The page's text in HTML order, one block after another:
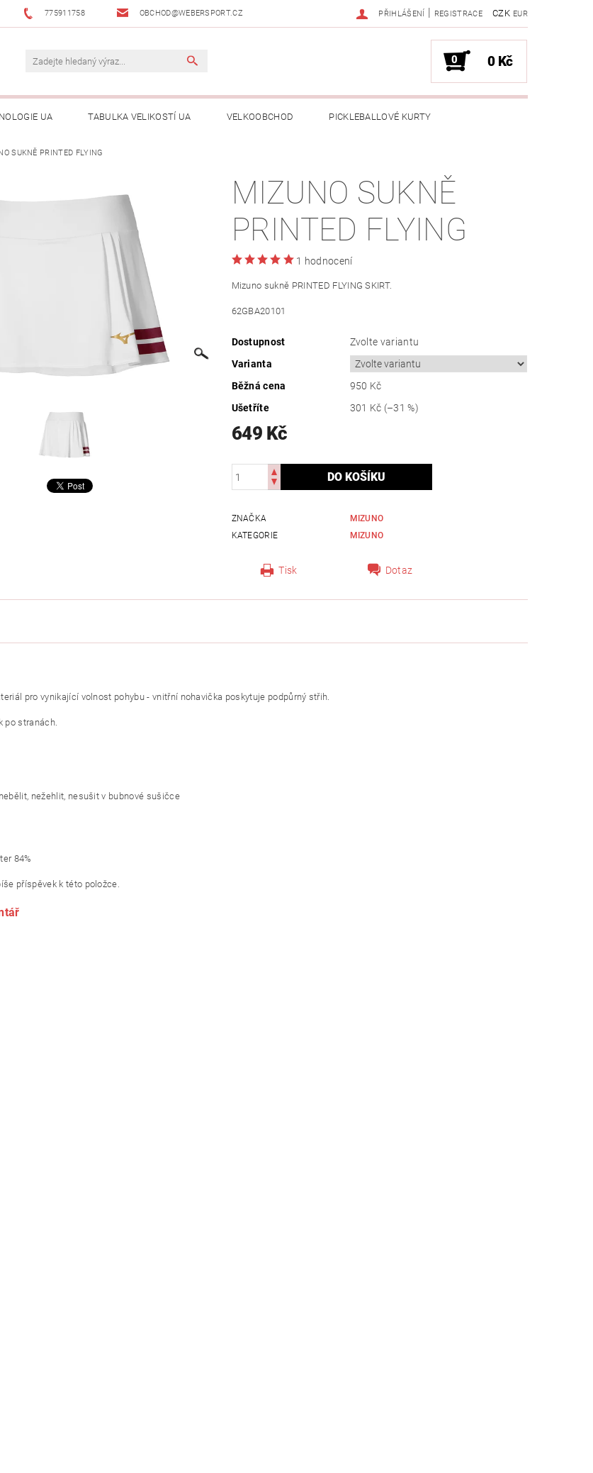
775911758 OBCHOD@WEBERSPORT.CZ CZK EUR
PŘIHLÁŠENÍ | REGISTRACE
0 0 Kč
UA TABULKA VELIKOSTÍ UA VELKOOBCHOD PICKLEBALLOVÉ KURTY
SUKNĚ PRINTED FLYING
MIZUNO SUKNĚ
PRINTED FLYING
1 hodnocení
Mizuno sukně PRINTED FLYING SKIRT.
62GBA20101
Dostupnost
Zvolte variantu
Varianta
Běžná cena
950 Kč
Ušetříte
301 Kč (–31 %)
649 Kč
ZNAČKA
MIZUNO
KATEGORIE
MIZUNO
Tisk Dotaz
pro vynikající volnost pohybu - vnitřní nohavička poskytuje podpůrný střih.
po stranách.
nežehlit, nesušit v bubnové sušičce
84%
příspěvek k této položce.